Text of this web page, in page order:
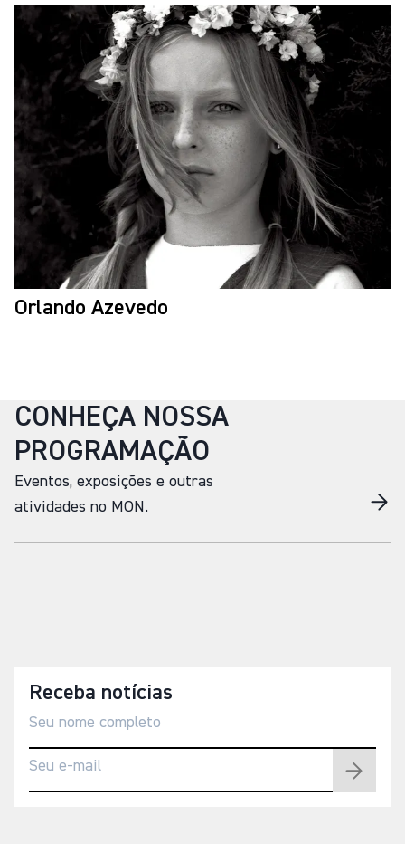
Orlando Azevedo
CONHEÇA NOSSA
PROGRAMAÇÃO
Eventos, exposições e outras
atividades no MON.
Receba notícias